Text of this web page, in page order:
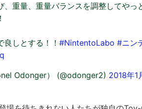
、重量、重量バランスを調整してやっ
しとする！！ #NintentoLabo #ニン
Odonger） (@odonger2) 2018年1